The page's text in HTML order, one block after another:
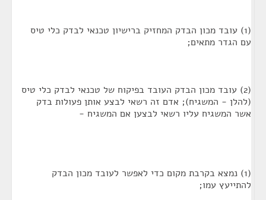
(1) עובד מכון הבדק המחזיק ברישיון טכנאי לבדק כלי טיס
עם הגדר מתאים;
(2) עובד מכון הבדק העובד בפיקוח של טכנאי לבדק כלי טיס
(להלן - המשגיח); אדם זה רשאי לבצע אותן פעולות בדק
אשר המשגיח עליו רשאי לבצען אם המשגיח -
(1) נמצא בקרבת מקום כדי לאפשר לעובד מכון הבדק
להתייעץ עמו;